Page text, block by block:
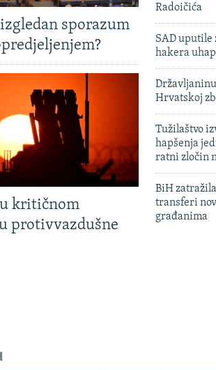
sporazum
kritičnom
protivvazdušne
Radoičića
SAD uputile
hakera
Hrvatskoj
Tužilaštvo
hapšenja
ratni zločin
BiH
transferi
građanima